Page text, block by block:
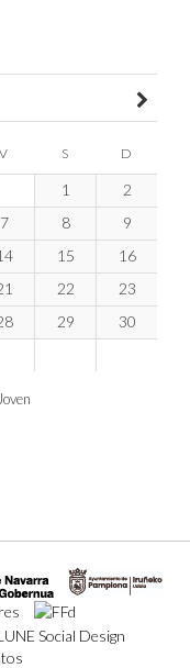
V S D
1
2
7 8
9
15
16
22
23
29
30